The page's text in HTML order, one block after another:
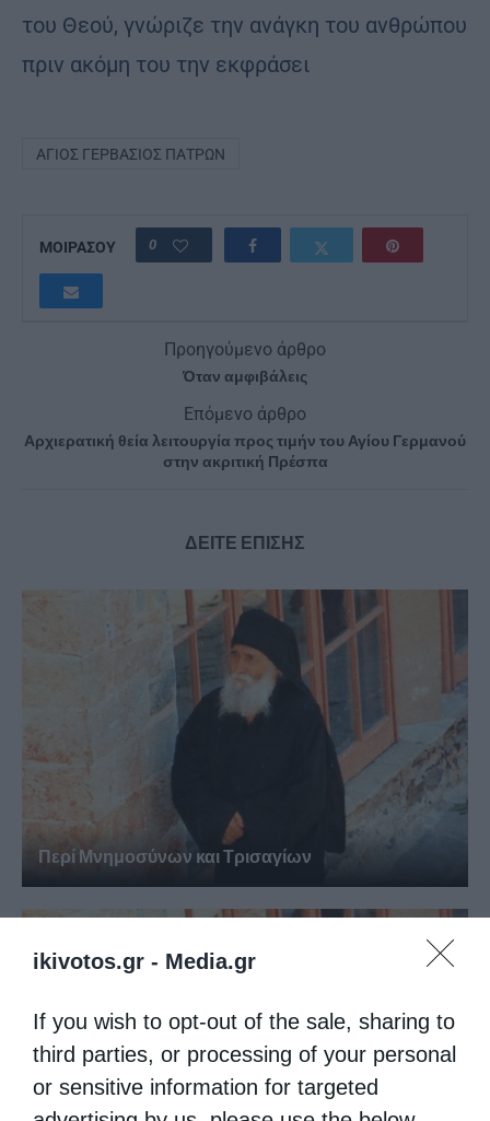
ikivotos.gr - Media.gr
If you wish to opt-out of the sale, sharing to
third parties, or processing of your personal
or sensitive information for targeted
του Θεού, γνώριζε την ανάγκη του ανθρώπου
πριν ακόμη του την εκφράσει
ΑΓΙΟΣ ΓΕΡΒΑΣΙΟΣ ΠΑΤΡΩΝ
ΜΟΙΡΑΣΟΥ 0
Προηγούμενο άρθρο
Όταν αμφιβάλεις
Επόμενο άρθρο
Αρχιερατική θεία λειτουργία προς τιμήν του Αγίου Γερμανού
στην ακριτική Πρέσπα
ΔΕΙΤΕ ΕΠΙΣΗΣ
Περί Μνημοσύνων και Τρισαγίων